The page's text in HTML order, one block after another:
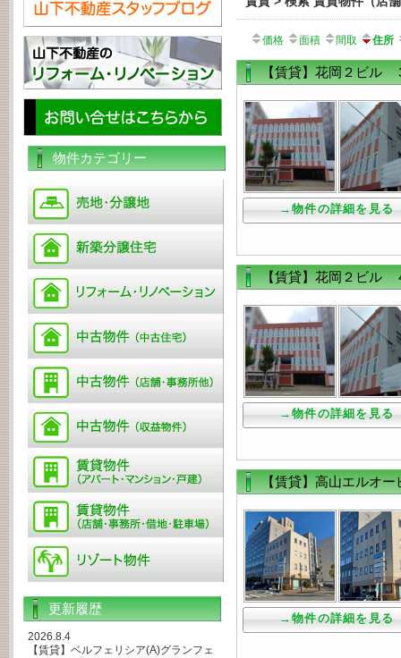
価格 面積 間取 住所
【賃貸】花岡２ビル
→物件の詳細を見る
【賃貸】花岡２ビル
→物件の詳細を見る
【賃貸】高山エルオ
→物件の詳細を見る
物件カテゴリー
更新履歴
2026.8.4
【賃貸】ベルフェリシア(A)グランフェ